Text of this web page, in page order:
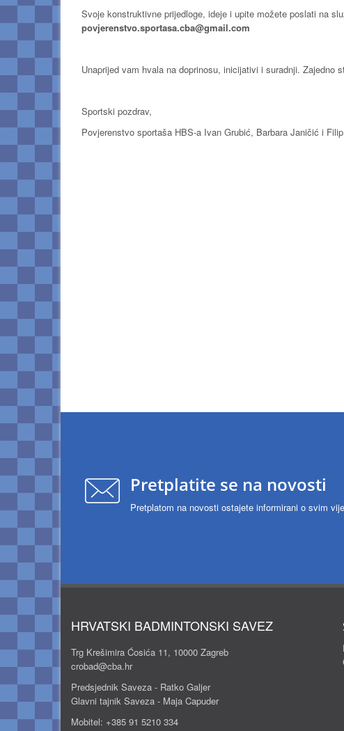
Svoje konstruktivne prijedloge, ideje i upite možete poslati na
povjerenstvo.sportasa.cba@gmail.com
Unaprijed vam hvala na doprinosu, inicijativi i suradnji. Zajedno
Sportski pozdrav,
Povjerenstvo sportaša HBS-a Ivan Grubić, Barbara Janičić i
Pretplatite se na novosti
Pretplatom na novosti ostajete informirani o svim
HRVATSKI BADMINTONSKI SAVEZ
Trg Krešimira Ćosića 11, 10000 Zagreb
crobad@cba.hr
Predsjednik Saveza - Ratko Galjer
Glavni tajnik Saveza - Maja Capuder
Mobitel: +385 91 5210 334